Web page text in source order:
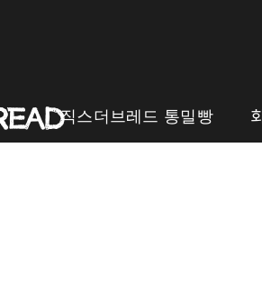
검색
직스더브레드 통밀빵